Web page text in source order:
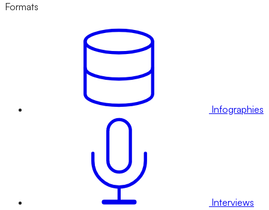
Formats
Infographies
Interviews